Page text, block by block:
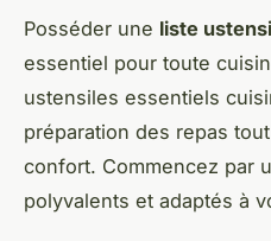
Posséder une liste
essentiel pour toute
ustensiles essentiels
préparation des repas
confort. Commencez par
polyvalents et adaptés à